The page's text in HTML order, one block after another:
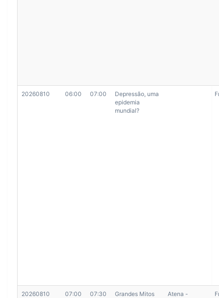
20260810 06:00 07:00
Depressão, uma
epidemia
mundial?
20260810 07:00 07:30
Grandes Mitos
Atena -